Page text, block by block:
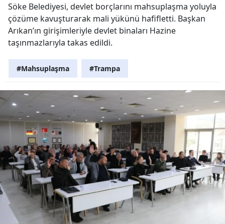
Söke Belediyesi, devlet borçlarını mahsuplaşma yoluyla
çözüme kavuşturarak mali yükünü hafifletti. Başkan
Arıkan’ın girişimleriyle devlet binaları Hazine
taşınmazlarıyla takas edildi.
#Mahsuplaşma #Trampa